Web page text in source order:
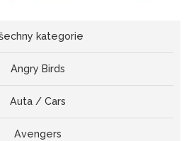
kategorie
Angry Birds
Auta / Cars
Avengers